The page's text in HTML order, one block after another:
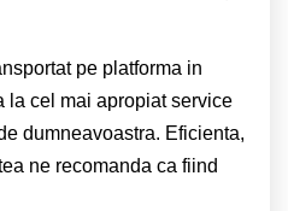
pe platforma in
la cel mai apropiat service
dumneavoastra. Eficienta,
ne recomanda ca fiind